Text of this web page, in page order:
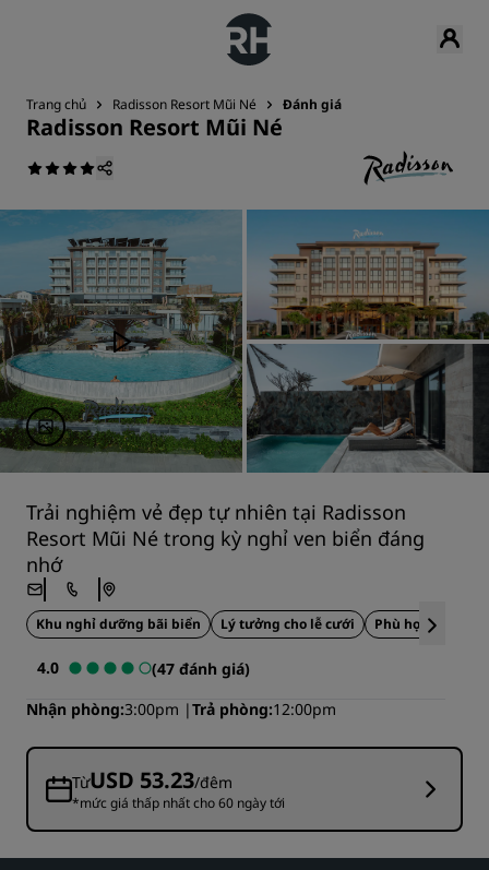
Trang chủ Radisson Resort Mũi Né Đánh giá
Radisson Resort Mũi Né
Trải nghiệm vẻ đẹp tự nhiên tại Radisson
Resort Mũi Né trong kỳ nghỉ ven biển đáng
nhớ
Khu nghỉ dưỡng bãi biển Lý tưởng cho lễ cưới Phù hợp với gia
4.0
(47 đánh giá)
Nhận phòng 3:00pm Trả phòng 12:00pm
TừUSD 53.23/đêm
*mức giá thấp nhất cho 60 ngày tới